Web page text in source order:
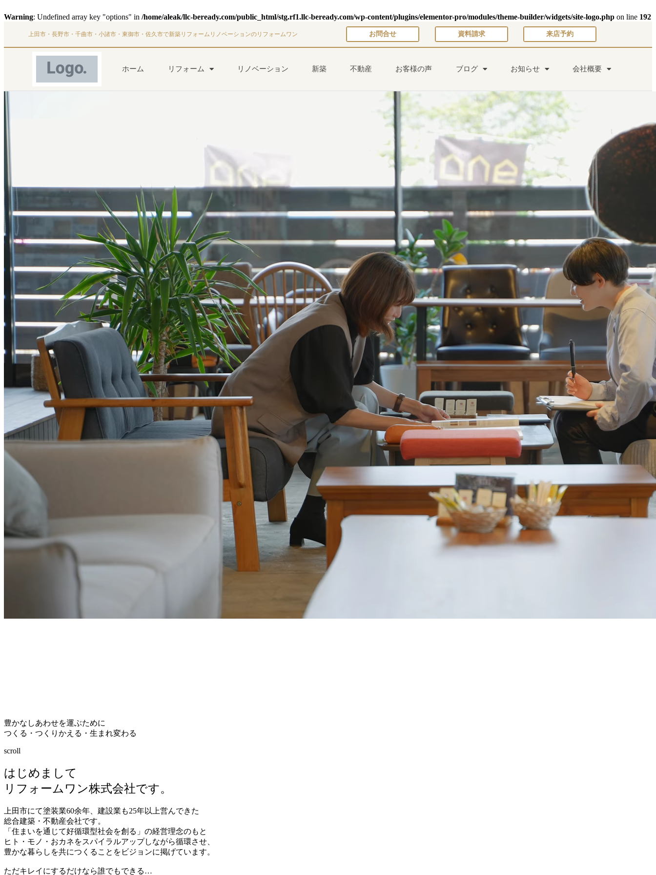
Warning: Undefined array key "options" in /home/aleak/llc-beready.com/public_html/stg.rf1.llc-beready.com/wp-content/plugins/elementor-pro/modules/theme-builder/widgets/site-logo.php on line 192
上田市・長野市・千曲市・小諸市・東御市・佐久市で新築リフォームリノベーションのリフォームワン お問合せ 資料請求 来店予約
ホーム リフォーム リノベーション 新築 不動産 お客様の声 ブログ お知らせ 会社概要
豊かなしあわせを運ぶために
つくる・つくりかえる・生まれ変わる
scroll
はじめまして
リフォームワン株式会社です。
上田市にて塗装業60余年、建設業も25年以上営んできた
総合建築・不動産会社です。
「住まいを通じて好循環型社会を創る」の経営理念のもと
ヒト・モノ・おカネをスパイラルアップしながら循環させ、
豊かな暮らしを共につくることをビジョンに掲げています。
ただキレイにするだけなら誰でもできる…